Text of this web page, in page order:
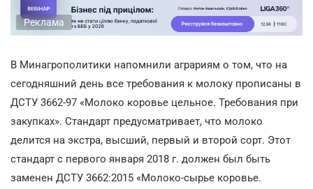
Реклама
В Минагрополитики напомнили аграриям о том, что на
сегодняшний день все требования к молоку прописаны в
ДСТУ 3662-97 «Молоко коровье цельное. Требования при
закупках». Стандарт предусматривает, что молоко
делится на экстра, высший, первый и второй сорт. Этот
стандарт с первого января 2018 г. должен был быть
заменен ДСТУ 3662:2015 «Молоко-сырье коровье.